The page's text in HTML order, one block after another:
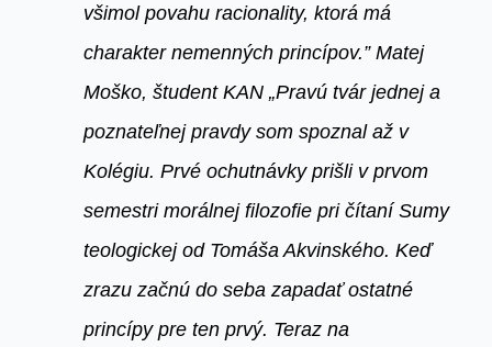
všimol povahu racionality, ktorá má
charakter nemenných princípov.” Matej
Moško, študent KAN „Pravú tvár jednej a
poznateľnej pravdy som spoznal až v
Kolégiu. Prvé ochutnávky prišli v prvom
semestri morálnej filozofie pri čítaní Sumy
teologickej od Tomáša Akvinského. Keď
zrazu začnú do seba zapadať ostatné
princípy pre ten prvý. Teraz na